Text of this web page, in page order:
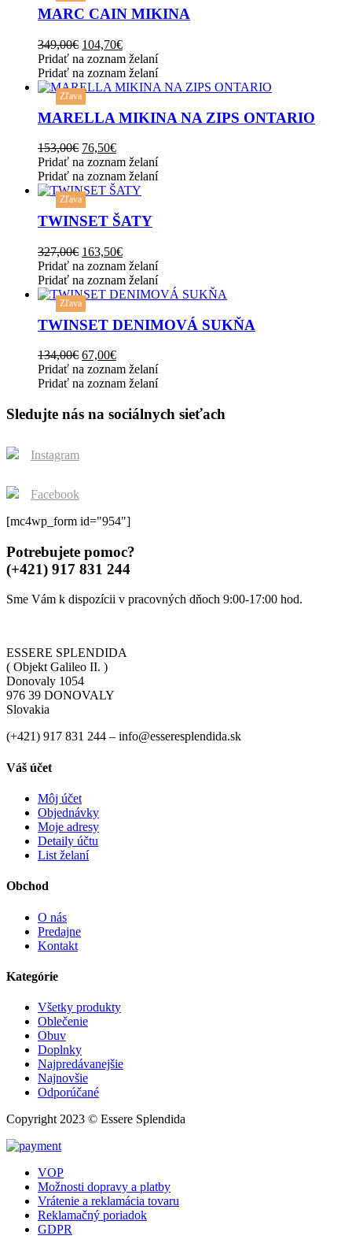
has
variants.
The
options
may
be
chosen
on
product
page
MARC CAIN MIKINA
349,00€ Original
price
was:
349,00€.
104,70€Current
price
is:
104,70€.
Pridať na zoznam želaní
Pridať na zoznam želaní
This
product
has
multiple
variants.
The
options
may
be
chosen
on
product
page
MARELLA MIKINA NA ZIPS ONTARIO
153,00€ Original
price
was:
153,00€.
76,50€Current
price
is:
76,50€.
Zľava
Pridať na zoznam želaní
Pridať na zoznam želaní
This
product
has
multiple
variants.
The
options
may
be
chosen
on
product
page
TWINSET ŠATY
327,00€ Original
price
was:
327,00€.
163,50€Current
price
is:
163,50€.
Zľava
Pridať na zoznam želaní
Pridať na zoznam želaní
This
product
has
multiple
variants.
The
options
be
chosen
the
product
TWINSET DENIMOVÁ SUKŇA
134,00€ Original
price
was:
67,00€Current
price
is:
Zľava
Pridať na zoznam želaní
Pridať na zoznam želaní
Sledujte nás na sociálnych sieťach
Instagram
Facebook
[mc4wp_form id="954"]
Potrebujete pomoc?
(+421) 917 831 244
Sme Vám k dispozícii v pracovných dňoch 9:00-17:00 hod.
ESSERE SPLENDIDA
( Objekt Galileo II. )
Donovaly 1054
976 39 DONOVALY
Slovakia
(+421) 917 831 244 – info@esseresplendida.sk
Váš účet
Môj účet
Objednávky
Moje adresy
Detaily účtu
List želaní
Obchod
O nás
Predajne
Kontakt
Kategórie
Všetky produkty
Oblečenie
Obuv
Doplnky
Najpredávanejšie
Najnovšie
Odporúčané
Copyright 2023 © Essere Splendida
VOP
Možnosti dopravy a platby
Vrátenie a reklamácia tovaru
Reklamačný poriadok
GDPR